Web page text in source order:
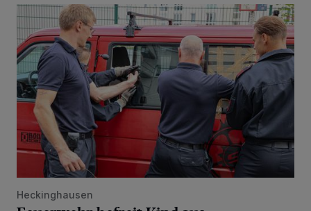
Feuerwehr befreit Kind aus verschlossenem VW Bulli
Heckinghausen